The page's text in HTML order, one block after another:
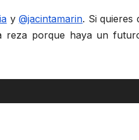
y@jacintamarin. Si quieres
porque haya un